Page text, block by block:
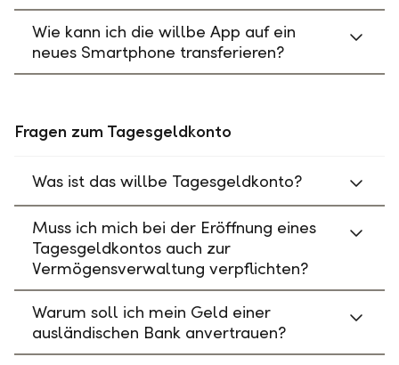
Wie kann ich die willbe App auf ein
neues Smartphone transferieren?
Fragen zum Tagesgeldkonto
Was ist das willbe Tagesgeldkonto?
Muss ich mich bei der Eröffnung eines
Tagesgeldkontos auch zur
Vermögensverwaltung verpflichten?
Warum soll ich mein Geld einer
ausländischen Bank anvertrauen?